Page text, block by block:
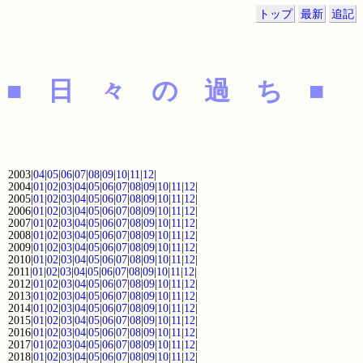
トップ 最新 追記
■ 日 々 の 過 ち ■
2003|04|05|06|07|08|09|10|11|12|
2004|01|02|03|04|05|06|07|08|09|10|11|12|
2005|01|02|03|04|05|06|07|08|09|10|11|12|
2006|01|02|03|04|05|06|07|08|09|10|11|12|
2007|01|02|03|04|05|06|07|08|09|10|11|12|
2008|01|02|03|04|05|06|07|08|09|10|11|12|
2009|01|02|03|04|05|06|07|08|09|10|11|12|
2010|01|02|03|04|05|06|07|08|09|10|11|12|
2011|01|02|03|04|05|06|07|08|09|10|11|12|
2012|01|02|03|04|05|06|07|08|09|10|11|12|
2013|01|02|03|04|05|06|07|08|09|10|11|12|
2014|01|02|03|04|05|06|07|08|09|10|11|12|
2015|01|02|03|04|05|06|07|08|09|10|11|12|
2016|01|02|03|04|05|06|07|08|09|10|11|12|
2017|01|02|03|04|05|06|07|08|09|10|11|12|
2018|01|02|03|04|05|06|07|08|09|10|11|12|